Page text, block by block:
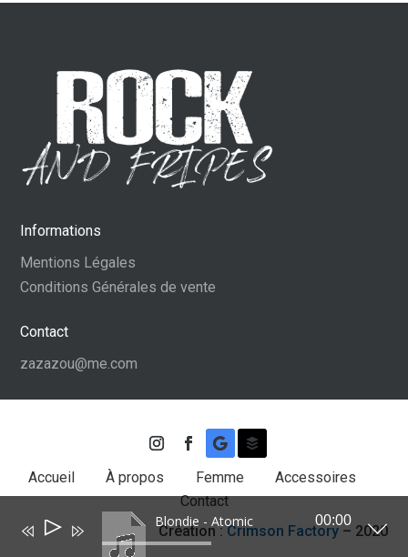
Informations
Mentions Légales
Conditions Générales de vente
Contact
zazazou@me.com
Accueil À propos Femme
Accessoires
Contact
Création :Crimson Factory– 2020
Blondie - Atomic
Lecteur
00:00